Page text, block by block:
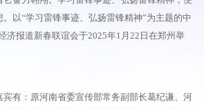
以“学习雷锋事迹、弘扬雷锋精神”为主题的中
济报道新春联谊会于2025年1月22日在郑州举
宾有：原河南省委宣传部常务副部长葛纪谦、河